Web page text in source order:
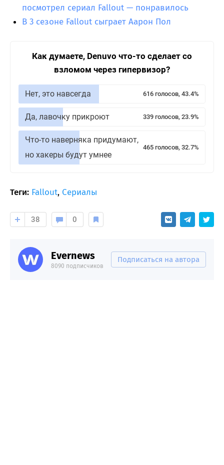
посмотрел сериал Fallout — понравилось
В 3 сезоне Fallout сыграет Аарон Пол
Как думаете, Denuvo что-то сделает со
взломом через гипервизор?
Нет, это навсегда 616 голосов, 43.4%
Да, лавочку прикроют 339 голосов, 23.9%
Что-то наверняка придумают,
но хакеры будут умнее
465 голосов, 32.7%
Теги: Fallout, Сериалы
38 0
Evernews
8090 подписчиков
Подписаться на автора